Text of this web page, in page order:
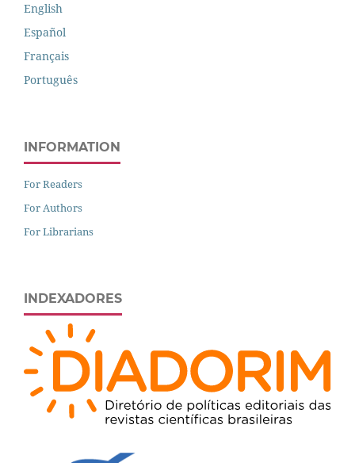
English
Español
Français
Português
INFORMATION
For Readers
For Authors
For Librarians
INDEXADORES